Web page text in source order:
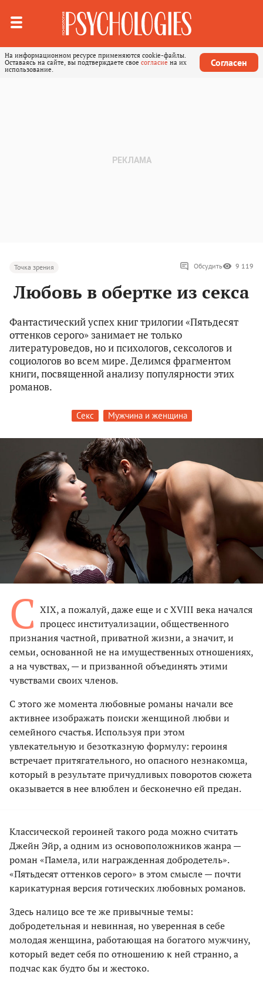
На информационном ресурсе применяются cookie-файлы.
Оставаясь на сайте, вы подтверждаете свое согласие на их
использование.
Согласен
Точка зрения Обсудить 9 119
Любовь в обертке из секса
Фантастический успех книг трилогии «Пятьдесят
оттенков серого» занимает не только
литературоведов, но и психологов, сексологов и
социологов во всем мире. Делимся фрагментом
книги, посвященной анализу популярности этих
романов.
Секс Мужчина и женщина
С XIX, а пожалуй, даже еще и с XVIII века начался
процесс институализации, общественного
признания частной, приватной жизни, а значит, и
семьи, основанной не на имущественных отношениях,
а на чувствах, — и призванной объединять этими
чувствами своих членов.
С этого же момента любовные романы начали все
активнее изображать поиски женщиной любви и
семейного счастья. Используя при этом
увлекательную и безотказную формулу: героиня
встречает притягательного, но опасного незнакомца,
который в результате причудливых поворотов сюжета
оказывается в нее влюблен и бесконечно ей предан.
Классической героиней такого рода можно считать
Джейн Эйр, а одним из основоположников жанра —
роман «Памела, или награжденная добродетель».
«Пятьдесят оттенков серого» в этом смысле — почти
карикатурная версия готических любовных романов.
Здесь налицо все те же привычные темы:
добродетельная и невинная, но уверенная в себе
молодая женщина, работающая на богатого мужчину,
который ведет себя по отношению к ней странно, а
подчас как будто бы и жестоко.